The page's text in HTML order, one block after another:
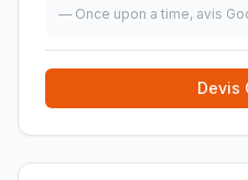
pour notre projet. Merci
— Once upon a time, avis
Devis